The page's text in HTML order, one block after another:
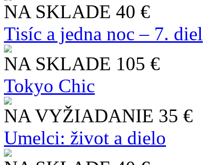
NA SKLADE 40 €
Tisíc a jedna noc – 7. diel
NA SKLADE 105 €
Tokyo Chic
NA VYŽIADANIE 35 €
Umelci: život a dielo